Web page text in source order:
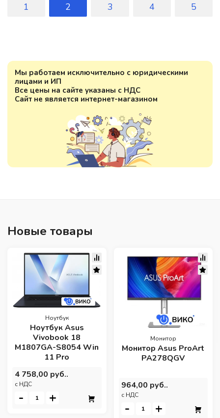
Мы работаем исключительно с юридическими
лицами и ИП
Все цены на сайте указаны с НДС
Сайт не является интернет-магазином
1 2 3 4 5
Новые товары
Ноутбук
Ноутбук Asus
Vivobook 18
M1807GA-S8054 Win
11 Pro
4 758,00 руб..
c НДС
- +
Монитор
Монитор Asus ProArt
PA278QGV
964,00 руб..
c НДС
- +